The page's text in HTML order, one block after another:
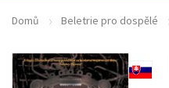
VÝPRODEJ -70 %
ASTERIX S DÁRKEM
Domů Beletrie pro dospělé